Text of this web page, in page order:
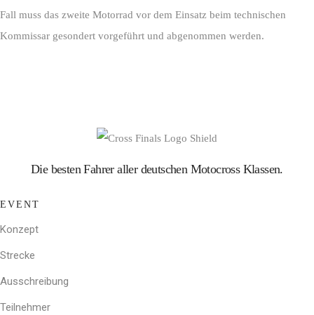
Fall muss das zweite Motorrad vor dem Einsatz beim technischen
Kommissar gesondert vorgeführt und abgenommen werden.
Die besten Fahrer aller deutschen Motocross Klassen.
EVENT
Konzept
Strecke
Ausschreibung
Teilnehmer